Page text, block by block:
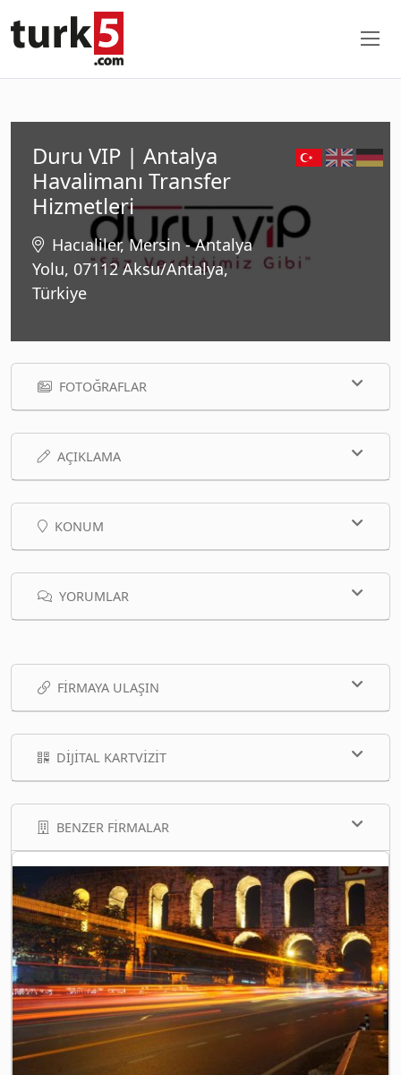
Duru VIP | Antalya
Havalimanı Transfer
Hizmetleri
Hacıaliler, Mersin - Antalya
Yolu, 07112 Aksu/Antalya,
Türkiye
FOTOĞRAFLAR
AÇIKLAMA
KONUM
YORUMLAR
FIRMAYA ULAŞIN
DIJITAL KARTVIZIT
BENZER FIRMALAR